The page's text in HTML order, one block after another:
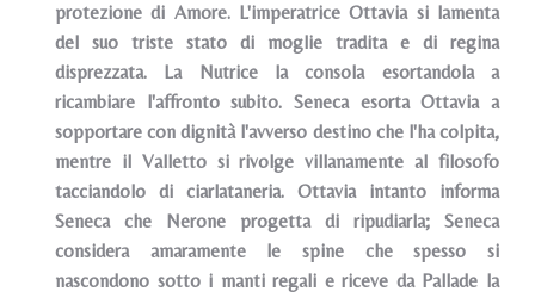
protezione di Amore. L'imperatrice Ottavia si lamenta
del suo triste stato di moglie tradita e di regina
disprezzata. La Nutrice la consola esortandola a
ricambiare l'affronto subito. Seneca esorta Ottavia a
sopportare con dignità l'avverso destino che l'ha colpita,
mentre il Valletto si rivolge villanamente al filosofo
tacciandolo di ciarlataneria. Ottavia intanto informa
Seneca che Nerone progetta di ripudiarla; Seneca
considera amaramente le spine che spesso si
nascondono sotto i manti regali e riceve da Pallade la